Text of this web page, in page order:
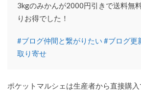
食材
のみ
で安
4. 品
豊富
3kgのみかんが2000円引きで送料無
りお得でした！
#ブログ仲間と繋がりたい #ブログ更
取り寄せ
ポケットマルシェは生産者から直接購